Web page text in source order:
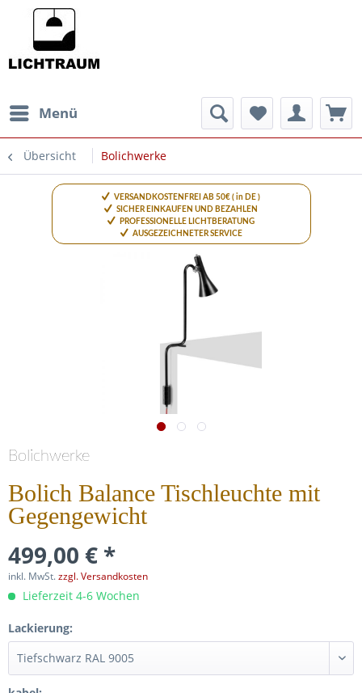
Menü
Übersicht Bolichwerke
VERSANDKOSTENFREI AB 50€ ( in DE )
SICHER EINKAUFEN UND BEZAHLEN
PROFESSIONELLE LICHTBERATUNG
AUSGEZEICHNETER SERVICE
Bolichwerke
Bolich Balance Tischleuchte mit
Gegengewicht
499,00 € *
inkl. MwSt.zzgl. Versandkosten
Lieferzeit 4-6 Wochen
Lackierung: